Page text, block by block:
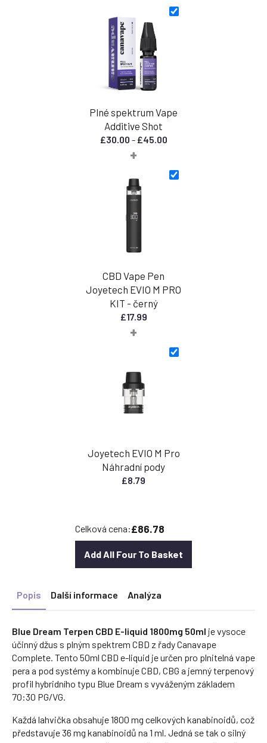
Plné spektrum Vape
Additive Shot
£30.00 - £45.00Rozpětí
£
+
CBD Vape Pen
Joyetech EVIO M PRO
KIT - černý
£17.99
+
Joyetech EVIO M Pro
Náhradní pody
£8.79
Celková cena:£86.78
Add All Four To Basket
Popis Další informace Analýza
Blue Dream Terpen CBD E-liquid 1800mg 50ml je vysoce
účinný džus s plným spektrem CBD z řady Canavape
Complete. Tento 50ml CBD e-liquid je určen pro plnitelná vape
pera a pod systémy a kombinuje CBD, CBG a jemný terpenový
profil hybridního typu Blue Dream s vyváženým základem
70:30 PG/VG.
Každá lahvička obsahuje 1800 mg celkových kanabinoidů, což
představuje 36 mg kanabinoidů na 1 ml. Jedná se tak o silný